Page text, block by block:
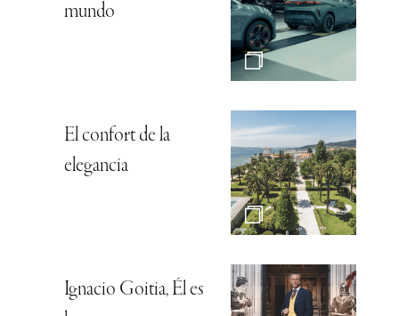
mundo
El confort de la
elegancia
Ignacio Goitia, Él es